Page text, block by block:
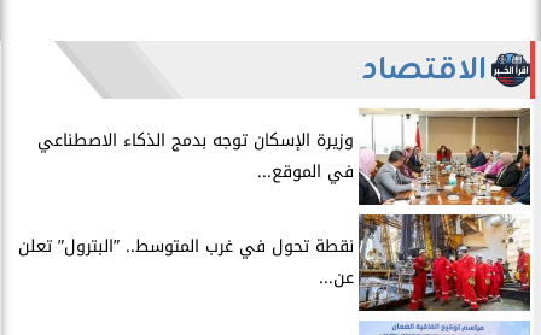
الاقتصاد
​وزيرة الإسكان توجه بدمج الذكاء الاصطناعي
في الموقع...
​نقطة تحول في غرب المتوسط.. ”البترول” تعلن
عن...